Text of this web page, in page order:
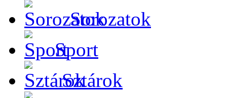
Sorozatok
Sport
Sztárok